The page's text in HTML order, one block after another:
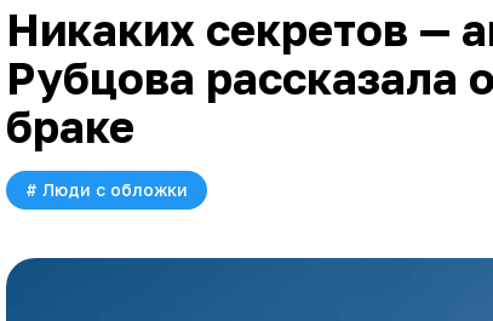
Никаких секретов —
Рубцова рассказала
браке
# Люди с обложки